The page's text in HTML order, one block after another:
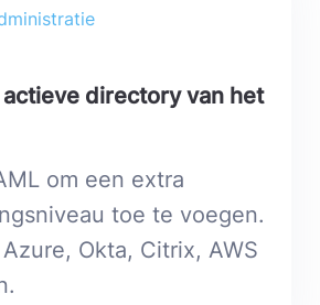
actieve directory van het
om een ​​extra
toe te voegen.
Okta, Citrix, AWS